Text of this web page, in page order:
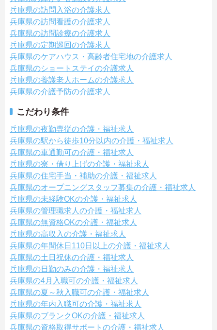
兵庫県の訪問入浴の介護求人
兵庫県の訪問看護の介護求人
兵庫県の訪問診療の介護求人
兵庫県の定期巡回の介護求人
兵庫県のケアハウス・高齢者住宅地の介護求人
兵庫県のショートステイの介護求人
兵庫県の養護老人ホームの介護求人
兵庫県の介護予防の介護求人
こだわり条件
兵庫県の夜勤専従の介護・福祉求人
兵庫県の駅から徒歩10分以内の介護・福祉求人
兵庫県の車通勤可の介護・福祉求人
兵庫県の寮・借り上げの介護・福祉求人
兵庫県の住宅手当・補助の介護・福祉求人
兵庫県のオープニングスタッフ募集の介護・福祉求人
兵庫県の未経験OKの介護・福祉求人
兵庫県の管理職求人の介護・福祉求人
兵庫県の無資格OKの介護・福祉求人
兵庫県の高収入の介護・福祉求人
兵庫県の年間休日110日以上の介護・福祉求人
兵庫県の土日祝休の介護・福祉求人
兵庫県の日勤のみの介護・福祉求人
兵庫県の4月入職可の介護・福祉求人
兵庫県の夏～秋入職可の介護・福祉求人
兵庫県の年内入職可の介護・福祉求人
兵庫県のブランクOKの介護・福祉求人
兵庫県の資格取得サポートの介護・福祉求人